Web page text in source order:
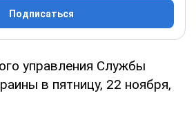
Подписаться
управления Службы
в пятницу, 22 ноября,